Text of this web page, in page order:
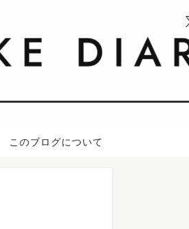
このブログについて